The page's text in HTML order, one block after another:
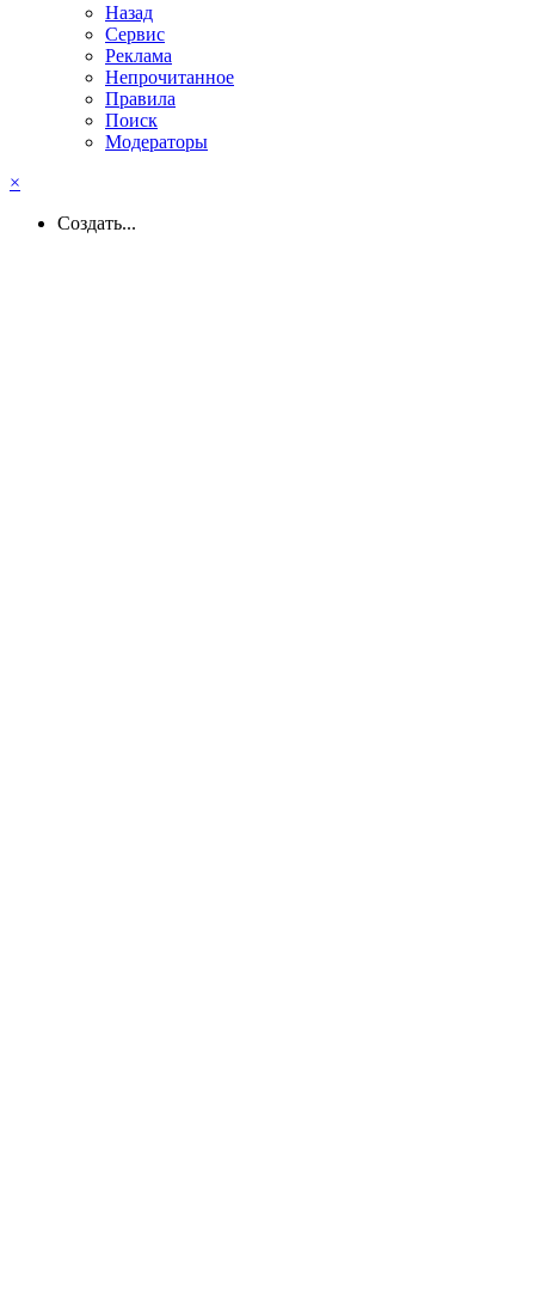
Назад
Сервис
Реклама
Непрочитанное
Правила
Поиск
Модераторы
×
Создать...